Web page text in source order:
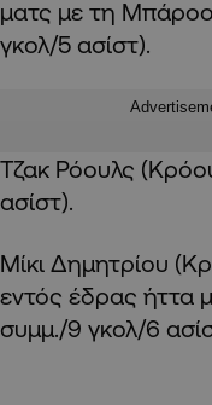
ματς με τη
γκολ/5 ασίστ).
Τζακ Ρόουλς
ασίστ).
Μίκι Δημητρίου
εντός έδρας ήττα
συμμ./9 γκολ/6